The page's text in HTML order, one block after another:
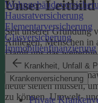
Hausratversicherung
Elementarversicherung
Glasversicherung
Immobilienfinanzierung
Krankheit, Unfall &
Krankenversicherung
Private
Unser Leitbild
Seit unserer Gründung
Anliegen, Menschen in
Damit uns das
gesunden Klima und
menschgemachte
heute stellen müssen,
zu können.Umwelt-